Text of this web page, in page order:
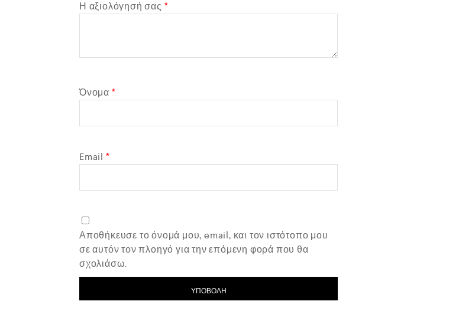
Η αξιολόγησή σας *
Όνομα *
Email *
Αποθήκευσε το όνομά μου, email, και τον ιστότοπο μου
σε αυτόν τον πλοηγό για την επόμενη φορά που θα
σχολιάσω.